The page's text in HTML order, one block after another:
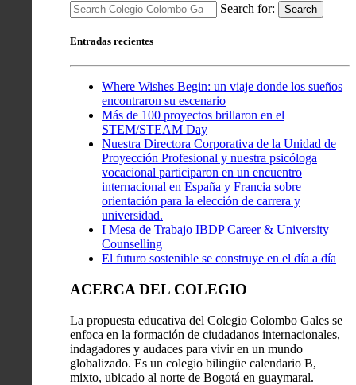
Search for: Search
Entradas recientes
Where Wishes Begin: un viaje donde los sueños
encontraron su escenario
Más de 100 proyectos brillaron en el
STEM/STEAM Day
Nuestra Directora Corporativa de la Unidad de
Proyección Profesional y nuestra psicóloga
vocacional participaron en un encuentro
internacional en España y Francia sobre
orientación para la elección de carrera y
universidad.
I Mesa de Trabajo IBDP Career & University
Counselling
El futuro sostenible se construye en el día a día
ACERCA DEL COLEGIO
La propuesta educativa del Colegio Colombo Gales se
enfoca en la formación de ciudadanos internacionales,
indagadores y audaces para vivir en un mundo
globalizado. Es un colegio bilingüe calendario B,
mixto, ubicado al norte de Bogotá en guaymaral.